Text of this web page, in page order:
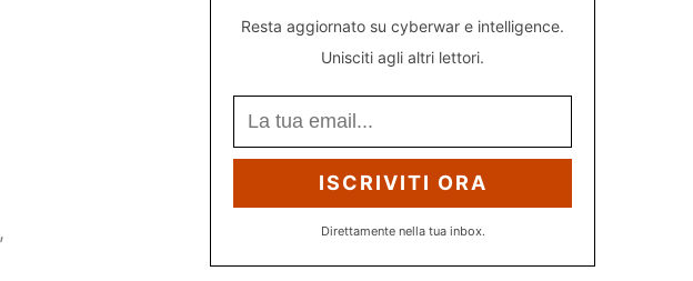
,
Resta aggiornato su cyberwar e intelligence.
Unisciti agli altri lettori.
ISCRIVITI ORA
Direttamente nella tua inbox.